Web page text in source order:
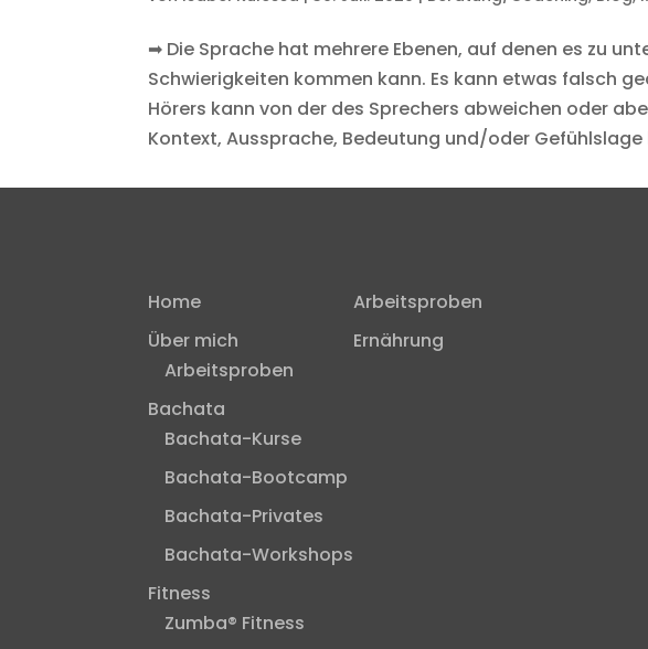
➡ Die Sprache hat mehrere Ebenen, auf denen es zu
Schwierigkeiten kommen kann. Es kann etwas falsch
Hörers kann von der des Sprechers abweichen oder
Kontext, Aussprache, Bedeutung und/oder
Home
Über mich
Arbeitsproben
Bachata
Bachata-Kurse
Bachata-Bootcamp
Bachata-Privates
Bachata-Workshops
Fitness
Zumba® Fitness
Arbeitsproben
Ernährung